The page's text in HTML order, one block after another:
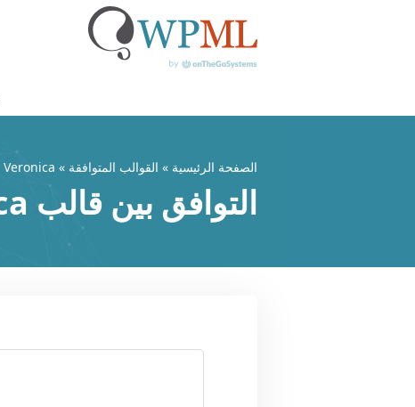
الصفحة الرئيسية » القوالب المتوافقة » Veronica
التوافق بين قالب Veronica وWPML